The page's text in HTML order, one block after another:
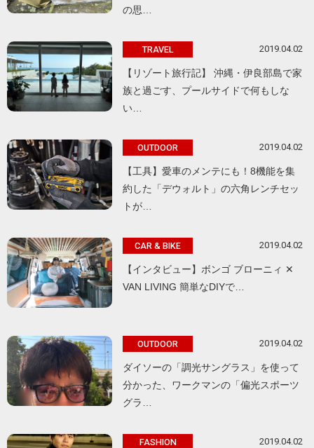
の思…
TRAVEL 2019.04.02
【リゾート旅行記】 沖縄・伊良部島で家
族と過ごす、プールサイドで何もしな
い…
OUTDOOR 2019.04.02
【工具】愛車のメンテにも！8機能を集
約した「デウォルト」の六角レンチセッ
トが…
CAR & BIKE 2019.04.02
【インタビュー】ボンゴ ブローニィ ✕
VAN LIVING 簡単なDIYで…
OUTDOOR 2019.04.02
ダイソーの「調光サングラス」を使って
分かった、ワークマンの「偏光スポーツ
グラ…
FASHION 2019.04.02